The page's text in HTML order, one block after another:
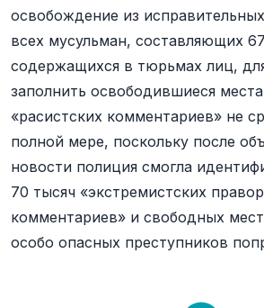
освобождение из
всех мусульман, составляющих
содержащихся в тюрьмах лиц,
заполнить освободившиеся
«расистских комментариев» не
полной мере, поскольку после
новости полиция смогла
70 тысяч «экстремистских
комментариев» и свободных
особо опасных преступников